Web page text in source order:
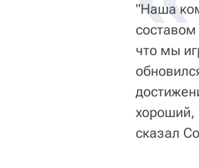
"Наша
составом
что мы
хороший,
сказал